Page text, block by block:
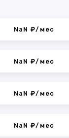
NaN ₽/мес
NaN ₽/мес
NaN ₽/мес
NaN ₽/мес